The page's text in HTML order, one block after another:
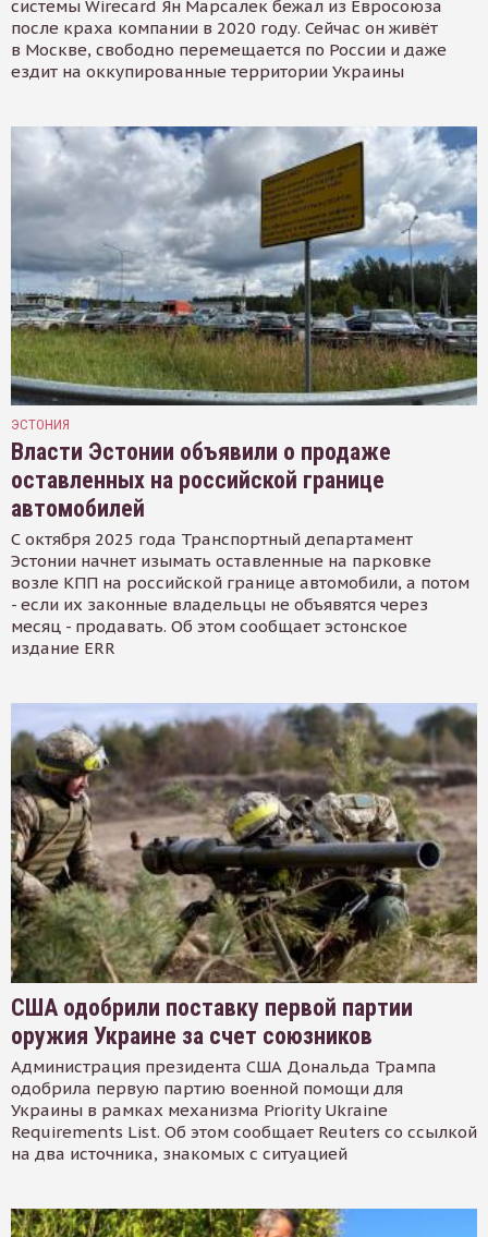
системы Wirecard Ян Марсалек бежал из Евросоюза
после краха компании в 2020 году. Сейчас он живёт
в Москве, свободно перемещается по России и даже
ездит на оккупированные территории Украины
ЭСТОНИЯ
Власти Эстонии объявили о продаже
оставленных на российской границе
автомобилей
С октября 2025 года Транспортный департамент
Эстонии начнет изымать оставленные на парковке
возле КПП на российской границе автомобили, а потом
- если их законные владельцы не объявятся через
месяц - продавать. Об этом сообщает эстонское
издание ERR
США одобрили поставку первой партии
оружия Украине за счет союзников
Администрация президента США Дональда Трампа
одобрила первую партию военной помощи для
Украины в рамках механизма Priority Ukraine
Requirements List. Об этом сообщает Reuters со ссылкой
на два источника, знакомых с ситуацией